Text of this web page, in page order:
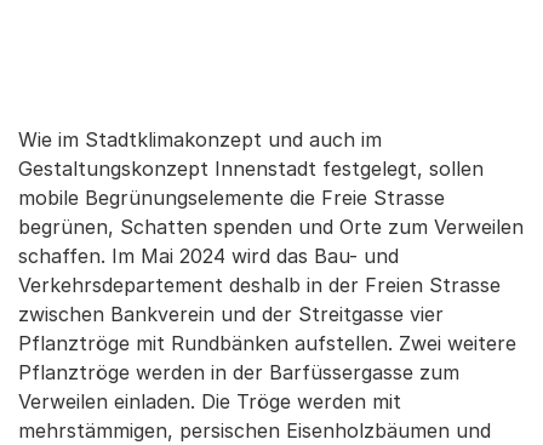
Wie im Stadtklimakonzept und auch im
Gestaltungskonzept Innenstadt festgelegt, sollen
mobile Begrünungselemente die Freie Strasse
begrünen, Schatten spenden und Orte zum Verweilen
schaffen. Im Mai 2024 wird das Bau- und
Verkehrsdepartement deshalb in der Freien Strasse
zwischen Bankverein und der Streitgasse vier
Pflanztröge mit Rundbänken aufstellen. Zwei weitere
Pflanztröge werden in der Barfüssergasse zum
Verweilen einladen. Die Tröge werden mit
mehrstämmigen, persischen Eisenholzbäumen und